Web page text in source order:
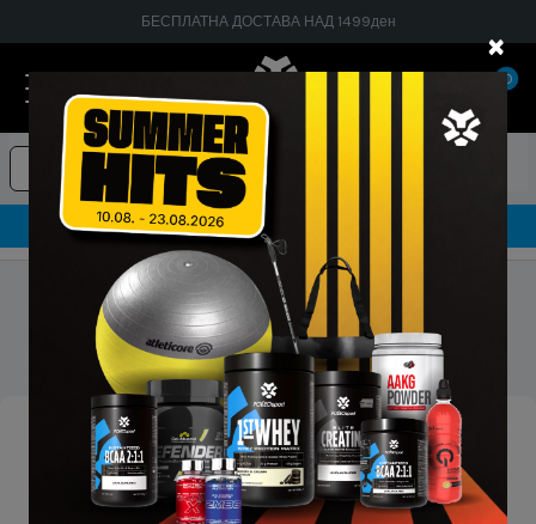
×
БЕСПЛАТНА ДОСТАВА НАД 1499ден
0
Суплементи Текстил
Гарантирано 100% тестирани и оригинални производи
Насловна Фитнес и боречка опрема
Фитнес опрема
Стегачи и заштита
Стегач за стапало - М
Стегач за стапало - М